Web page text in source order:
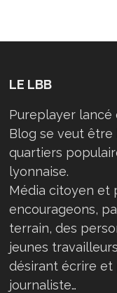
LE LBB
Pureplayer lancé
Blog se veut être
quartiers
lyonnaise.
Média citoyen et
encourageons,
terrain, des
jeunes
désirant écrire et
journaliste…